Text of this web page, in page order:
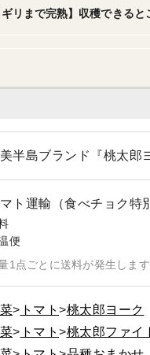
半島ブランド『桃太郎
ト運輸（食べチョク特
便
1点ごとに送料が発生します
トマト
桃太郎ヨーク
トマト
桃太郎ファイ
ギリまで完熟】収穫できる